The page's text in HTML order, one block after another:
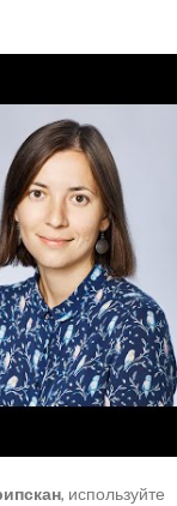
, используйте